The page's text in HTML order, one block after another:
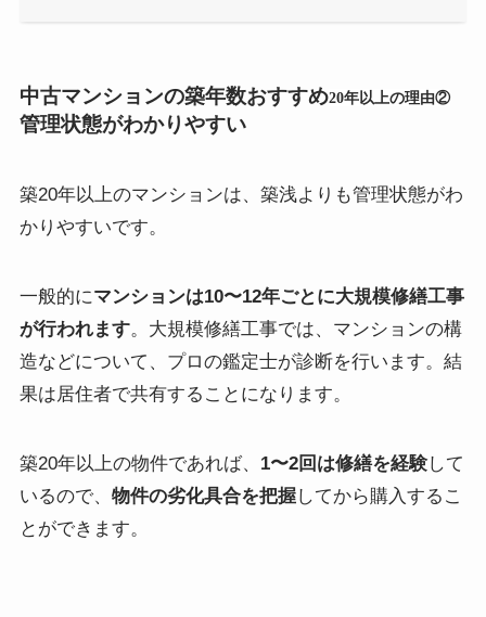
中古マンションの築年数おすすめ20年以上の理由②
管理状態がわかりやすい
築20年以上のマンションは、築浅よりも管理状態がわ
かりやすいです。
一般的にマンションは10〜12年ごとに大規模修繕工事
が行われます。大規模修繕工事では、マンションの構
造などについて、プロの鑑定士が診断を行います。 結
果は居住者で共有することになります。
築20年以上の物件であれば、 1〜2回は修繕を経験して
いるので、 物件の劣化具合を把握してから購入するこ
とができます。